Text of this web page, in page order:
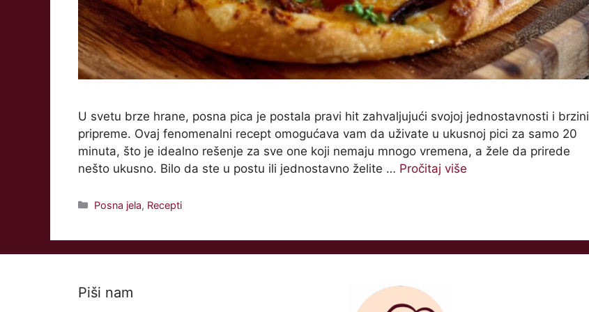
U svetu brze hrane, posna pica je postala pravi hit zahvaljujući svojoj jednostavnosti i brzini
pripreme. Ovaj fenomenalni recept omogućava vam da uživate u ukusnoj pici za samo 20
minuta, što je idealno rešenje za sve one koji nemaju mnogo vremena, a žele da prirede
nešto ukusno. Bilo da ste u postu ili jednostavno želite … Pročitaj više
Categories
Posna jela, Recepti
Piši nam